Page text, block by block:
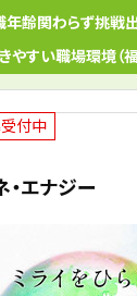
年齢関わらず挑戦
やすい職場環境（
付中
・エナジー